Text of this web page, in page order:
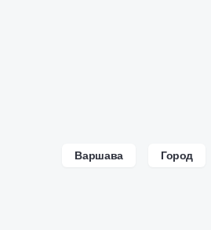
Варшава Город